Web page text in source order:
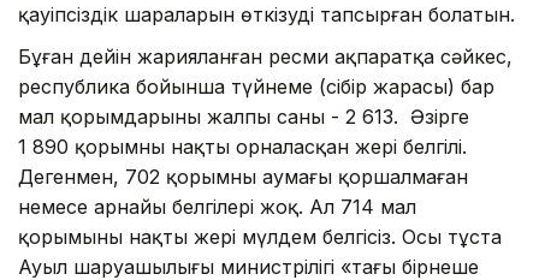
қауіпсіздік шараларын өткізуді тапсырған болатын.
Бұған дейін жарияланған ресми ақпаратқа сәйкес,
республика бойынша түйнеме (сібір жарасы) бар
мал қорымдарының жалпы саны - 2 613. Әзірге
1 890 қорымның нақты орналасқан жері белгілі.
Дегенмен, 702 қорымның аумағы қоршалмаған
немесе арнайы белгілері жоқ. Ал 714 мал
қорымының нақты жері мүлдем белгісіз. Осы тұста
Ауыл шаруашылығы министрілігі «тағы бірнеше